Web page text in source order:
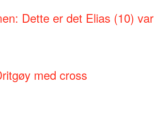
Dette er det Elias (10)
med cross